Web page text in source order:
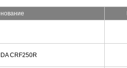
CRF250R